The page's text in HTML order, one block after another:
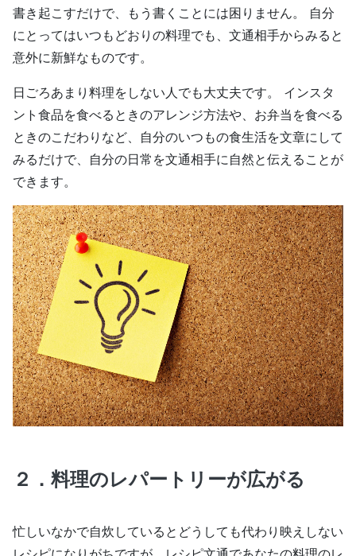
書き起こすだけで、もう書くことには困りません。 自分
にとってはいつもどおりの料理でも、文通相手からみると
意外に新鮮なものです。
日ごろあまり料理をしない人でも大丈夫です。 インスタ
ント食品を食べるときのアレンジ方法や、お弁当を食べる
ときのこだわりなど、自分のいつもの食生活を文章にして
みるだけで、自分の日常を文通相手に自然と伝えることが
できます。
２．料理のレパートリーが広がる
忙しいなかで自炊しているとどうしても代わり映えしない